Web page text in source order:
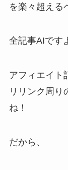
を楽々超える
全記事AIです
アフィエイト
リリンク周り
ね！
だから、